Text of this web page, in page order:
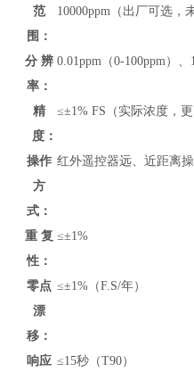
范
围：
10000ppm（ 出厂可选，
分 辨
率：
0.01ppm（0-100ppm）、
精
度：
≤±1% FS（实际浓度，
操作
方
式：
红外遥控器远、近距离
重 复
性：
≤±1%
零点
漂
移：
≤±1%（F.S/年）
响应 ≤15秒（T90）